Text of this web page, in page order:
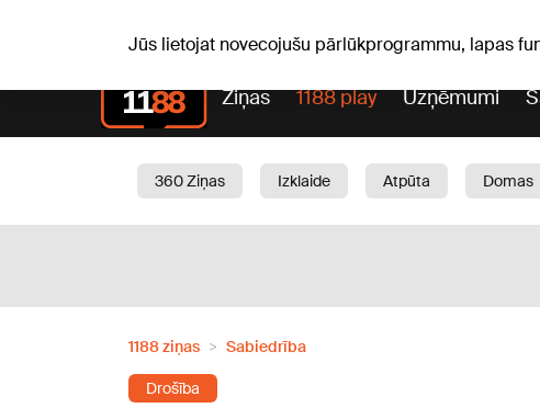
Jūs lietojat novecojušu pārlūkprogrammu, lapas
Ziņas 1188 play Uzņēmumi
360 Ziņas Izklaide Atpūta Domas
1188 ziņas Sabiedrība
Drošība